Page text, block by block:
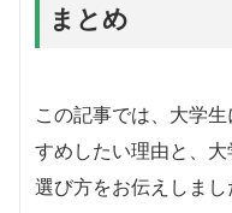
まとめ
この記事では、大学
すめしたい理由と、
選び方をお伝えしまし